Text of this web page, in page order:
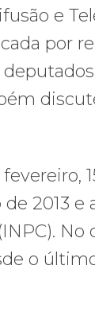
e
por
2013 e
No
o